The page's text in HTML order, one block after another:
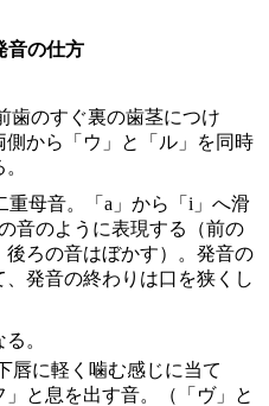
音の仕方
歯のすぐ裏の歯茎につけ
側から「ウ」と「ル」を同時
重母音。「a」から「i」へ滑
音のように表現する（前の
ろの音はぼかす）。発音の
発音の終わりは口を狭くし
。
唇に軽く噛む感じに当て
と息を出す音。（「ヴ」と